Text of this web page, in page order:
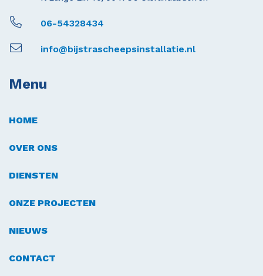
06-54328434
info@bijstrascheepsinstallatie.nl
Menu
HOME
OVER ONS
DIENSTEN
ONZE PROJECTEN
NIEUWS
CONTACT